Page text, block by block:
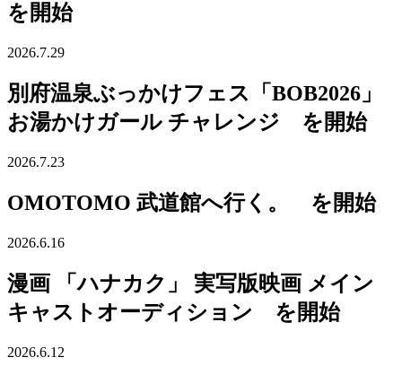
を開始
2026.7.29
別府温泉ぶっかけフェス「BOB2026」
お湯かけガール チャレンジ を開始
2026.7.23
OMOTOMO 武道館へ行く。 を開始
2026.6.16
漫画 「ハナカク」 実写版映画 メイン
キャストオーディション を開始
2026.6.12